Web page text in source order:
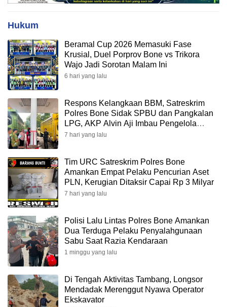
Hukum
Beramal Cup 2026 Memasuki Fase
Krusial, Duel Porprov Bone vs Trikora
Wajo Jadi Sorotan Malam Ini
6 hari yang lalu
Respons Kelangkaan BBM, Satreskrim
Polres Bone Sidak SPBU dan Pangkalan
LPG, AKP Alvin Aji Imbau Pengelola
SPBU Agar Distribusi BBM Tepat Sasaran
7 hari yang lalu
Tim URC Satreskrim Polres Bone
Amankan Empat Pelaku Pencurian Aset
PLN, Kerugian Ditaksir Capai Rp 3 Milyar
7 hari yang lalu
Polisi Lalu Lintas Polres Bone Amankan
Dua Terduga Pelaku Penyalahgunaan
Sabu Saat Razia Kendaraan
1 minggu yang lalu
Di Tengah Aktivitas Tambang, Longsor
Mendadak Merenggut Nyawa Operator
Ekskavator